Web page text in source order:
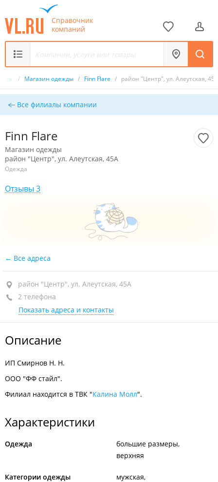
Справочник
компаний
/ Магазин одежды / Finn Flare / район "Центр", ул. Алеутская, 45А
Все филиалы компании
Finn Flare
Магазин одежды
район "Центр", ул. Алеутская, 45А
Одежда
Отзывы 3
Все адреса
район "Центр", ул. Алеутская, 45А
2 телефона
Показать адреса и контакты
Описание
ИП Смирнов Н. Н.
ООО "ФФ стайл".
Филиал находится в ТВК "Калина Молл".
Характеристики
Одежда
большие размеры
верхняя
Категории одежды
мужская